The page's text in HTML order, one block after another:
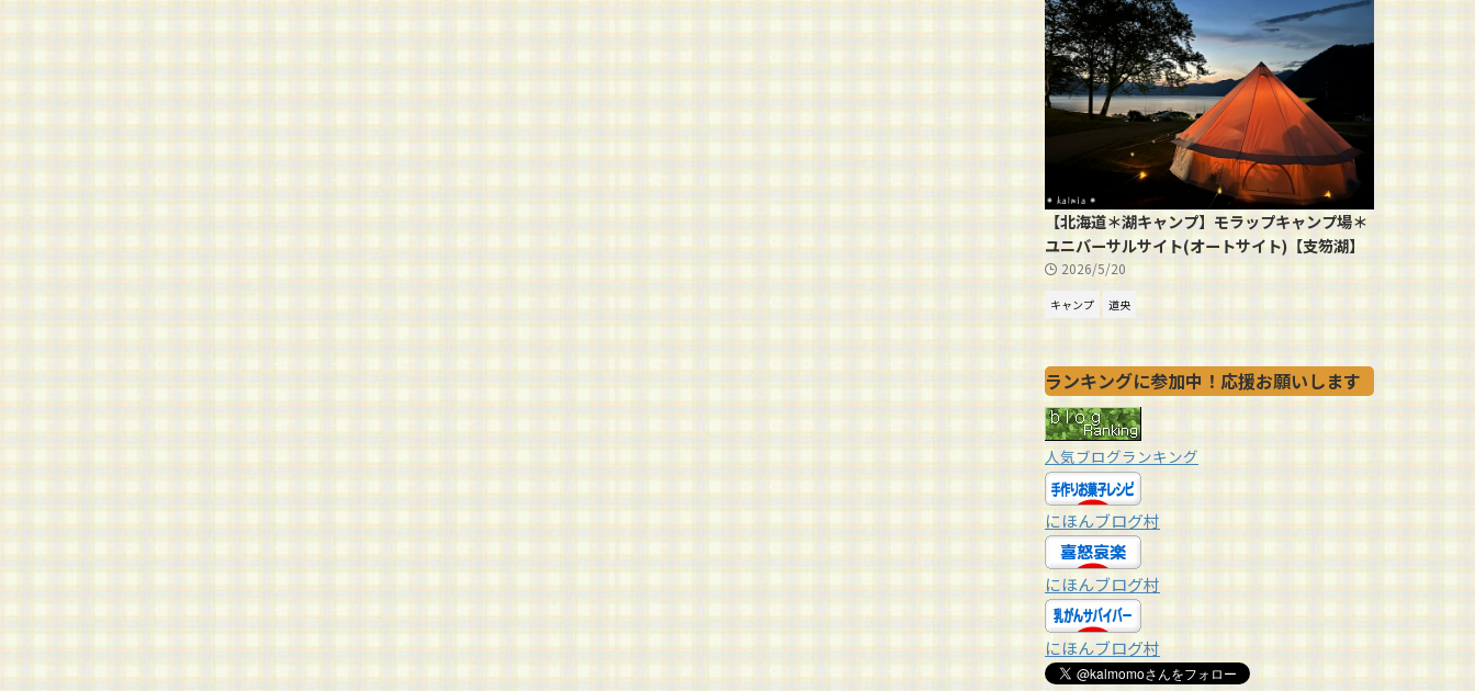
【北海道＊湖キャンプ】モラップキャンプ場＊
ユニバーサルサイト(オートサイト)【支笏湖】
2026/5/20
キャンプ 道央
ランキングに参加中！応援お願いします
人気ブログランキング
にほんブログ村
にほんブログ村
にほんブログ村